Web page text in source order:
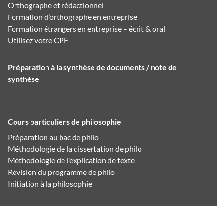
Orthographe et rédactionnel
Formation d’orthographe en entreprise
Formation étrangers en entreprise – écrit & oral
Utilisez votre CPF
Préparation à la synthèse de documents / note de
synthèse
Cours particuliers de philosophie
Préparation au bac de philo
Méthodologie de la dissertation de philo
Méthodologie de l’explication de texte
Révision du programme de philo
Initiation à la philosophie